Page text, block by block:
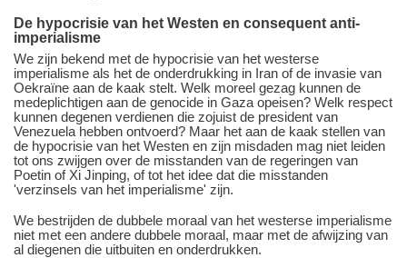
De hypocrisie van het Westen en consequent anti-
imperialisme
We zijn bekend met de hypocrisie van het westerse
imperialisme als het de onderdrukking in Iran of de invasie van
Oekraïne aan de kaak stelt. Welk moreel gezag kunnen de
medeplichtigen aan de genocide in Gaza opeisen? Welk respect
kunnen degenen verdienen die zojuist de president van
Venezuela hebben ontvoerd? Maar het aan de kaak stellen van
de hypocrisie van het Westen en zijn misdaden mag niet leiden
tot ons zwijgen over de misstanden van de regeringen van
Poetin of Xi Jinping, of tot het idee dat die misstanden
'verzinsels van het imperialisme' zijn.
We bestrijden de dubbele moraal van het westerse imperialisme
niet met een andere dubbele moraal, maar met de afwijzing van
al diegenen die uitbuiten en onderdrukken.